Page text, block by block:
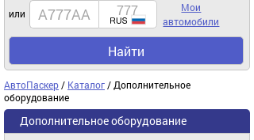
или
Мои
автомобили
Найти
АвтоПаскер / Каталог / Дополнительное
оборудование
Дополнительное оборудование